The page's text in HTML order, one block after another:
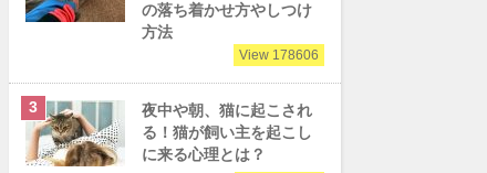
の落ち着かせ方やしつけ
方法
View 178606
夜中や朝、猫に起こされ
る！猫が飼い主を起こし
に来る心理とは？